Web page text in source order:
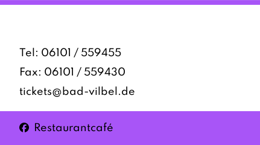
Tel: 06101 / 559455
Fax: 06101 / 559430
tickets@bad-vilbel.de
Facebook
Restaurantcafé